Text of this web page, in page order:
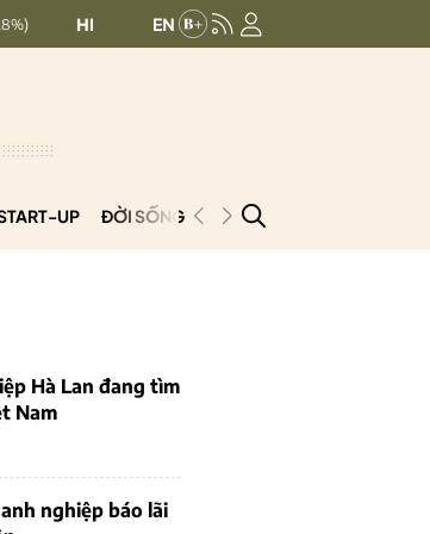
8.56 (2.84%)
UP ĐỜI SỐNG PODCAST
Hà Lan đang tìm
Nam
nghiệp báo lãi